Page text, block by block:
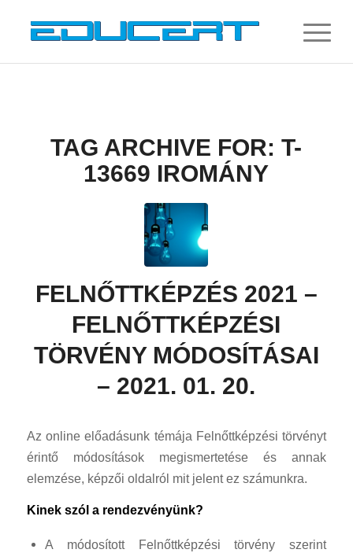
TAG ARCHIVE FOR:T-
13669 IROMÁNY
FELNŐTTKÉPZÉS 2021 –
FELNŐTTKÉPZÉSI
TÖRVÉNY MÓDOSÍTÁSAI
– 2021. 01. 20.
Az online előadásunk témája Felnőttképzési törvényt
érintő módosítások megismertetése és annak
elemzése, képzői oldalról mit jelent ez számunkra.
Kinek szól a rendezvényünk?
A módosított Felnőttképzési törvény szerint